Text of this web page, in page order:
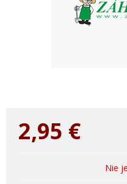
2,95 €
Nie